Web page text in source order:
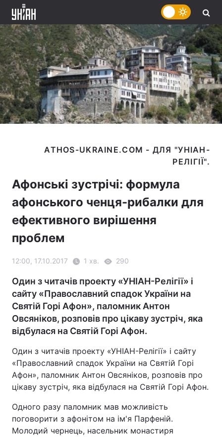
ATHOS-UKRAINE.COM - ДЛЯ "УНІАН-
Афонські зустрічі: формула
афонського ченця-рибалки для
ефективного вирішення
проблем
12:00, 17.10.2017 1 хв. 290
Один з читачів проекту «УНІАН-Релігії» і
сайту «Православний спадок України на
Святій Горі Афон», паломник Антон
Овсяніков, розповів про цікаву зустріч, яка
відбулася на Святій Горі Афон.
Один з читачів проекту «УНІАН-Релігії» і сайту
«Православний спадок України на Святій Горі
Афон», паломник Антон Овсяніков, розповів про
цікаву зустріч, яка відбулася на Святій Горі Афон.
Одного разу паломник мав можливість
поговорити з афонітом на ім'я Парфеній.
Молодий чернець, насельник монастиря